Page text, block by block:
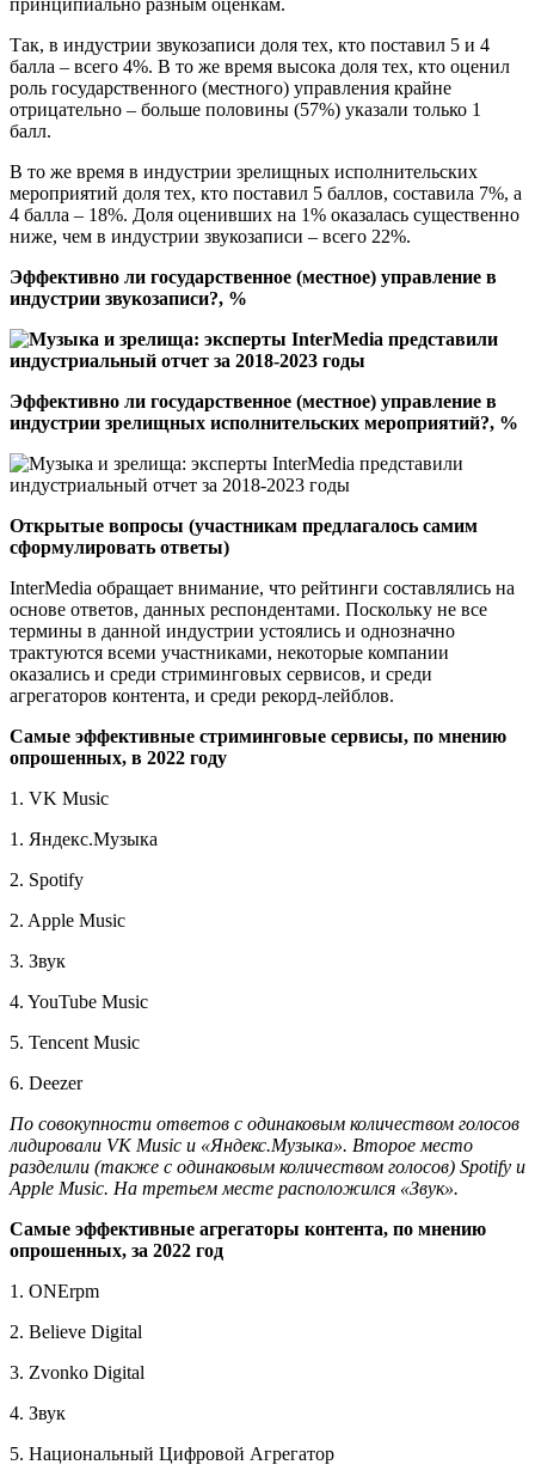
принципиально разным оценкам.
Так, в индустрии звукозаписи доля тех, кто поставил 5 и 4
балла – всего 4%. В то же время высока доля тех, кто оценил
роль государственного (местного) управления крайне
отрицательно – больше половины (57%) указали только 1
балл.
В то же время в индустрии зрелищных исполнительских
мероприятий доля тех, кто поставил 5 баллов, составила 7%, а
4 балла – 18%. Доля оценивших на 1% оказалась существенно
ниже, чем в индустрии звукозаписи – всего 22%.
Эффективно ли государственное (местное) управление в
индустрии звукозаписи?, %
Эффективно ли государственное (местное) управление в
индустрии зрелищных исполнительских мероприятий?, %
Открытые вопросы (участникам предлагалось самим
сформулировать ответы)
InterMedia обращает внимание, что рейтинги составлялись на
основе ответов, данных респондентами. Поскольку не все
термины в данной индустрии устоялись и однозначно
трактуются всеми участниками, некоторые компании
оказались и среди стриминговых сервисов, и среди
агрегаторов контента, и среди рекорд-лейблов.
Самые эффективные стриминговые сервисы, по мнению
опрошенных, в 2022 году
1. VK Music
1. Яндекс.Музыка
2. Spotify
2. Apple Music
3. Звук
4. YouTube Music
5. Tencent Music
6. Deezer
По совокупности ответов с одинаковым количеством голосов
лидировали VK Music и «Яндекс.Музыка». Второе место
разделили (также с одинаковым количеством голосов) Spotify и
Apple Music. На третьем месте расположился «Звук».
Самые эффективные агрегаторы контента, по мнению
опрошенных, за 2022 год
1. ONErpm
2. Believe Digital
3. Zvonko Digital
4. Звук
5. Национальный Цифровой Агрегатор